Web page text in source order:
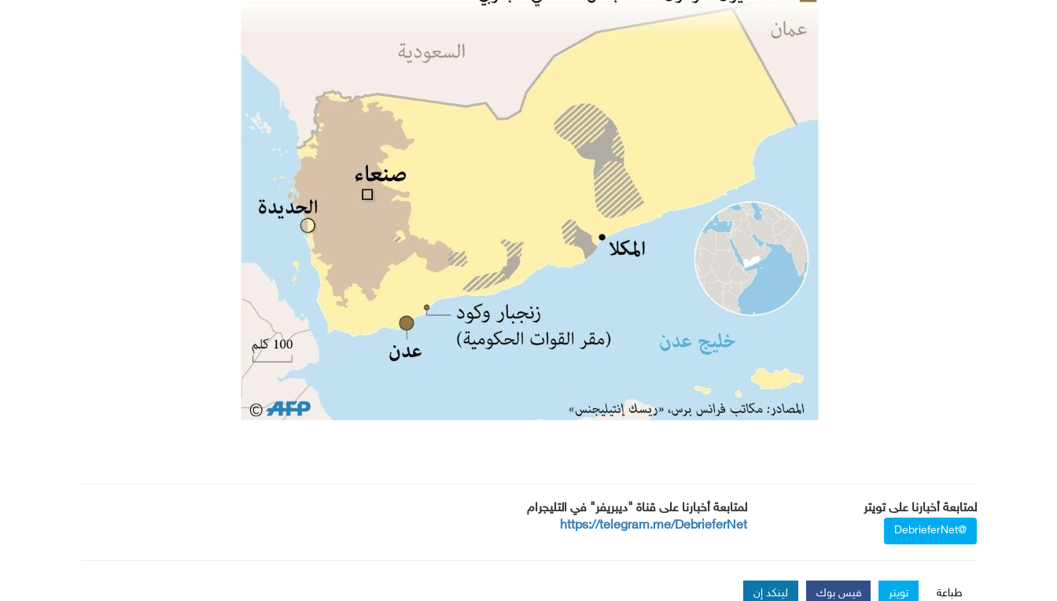
لمتابعة أخبارنا على تويتر
@DebrieferNet
لمتابعة أخبارنا على قناة "ديبريفر" في التليجرام
https://telegram.me/DebrieferNet
طباعة تويتر فيس بوك لينكد إن